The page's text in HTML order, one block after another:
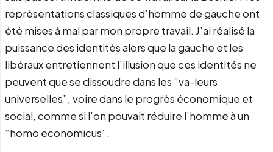
représentations classiques d’homme de gauche ont
été mises à mal par mon propre travail. J’ai réalisé la
puissance des identités alors que la gauche et les
libéraux entretiennent l’illusion que ces identités ne
peuvent que se dissoudre dans les “va-leurs
universelles”, voire dans le progrès économique et
social, comme si l’on pouvait réduire l’homme à un
“homo economicus”.